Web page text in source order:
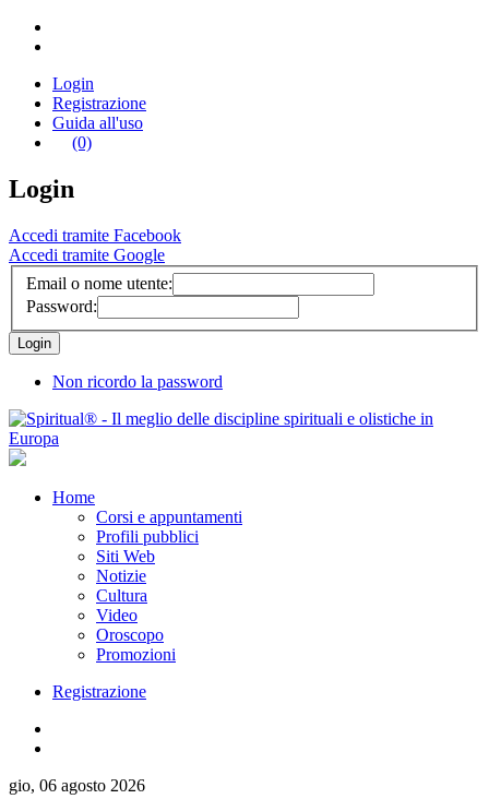
Login
Registrazione
Guida all'uso
(0)
Login
Accedi tramite Facebook
Accedi tramite Google
Email o nome utente:
Password:
Non ricordo la password
Home
Corsi e appuntamenti
Profili pubblici
Siti Web
Notizie
Cultura
Video
Oroscopo
Promozioni
Registrazione
gio, 06 agosto 2026